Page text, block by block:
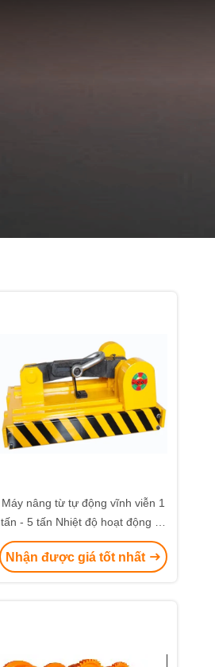
Máy nâng từ tự động vĩnh viễn 1
tấn - 5 tấn Nhiệt độ hoạt động ＜
80oC
Nhận được giá tốt nhất